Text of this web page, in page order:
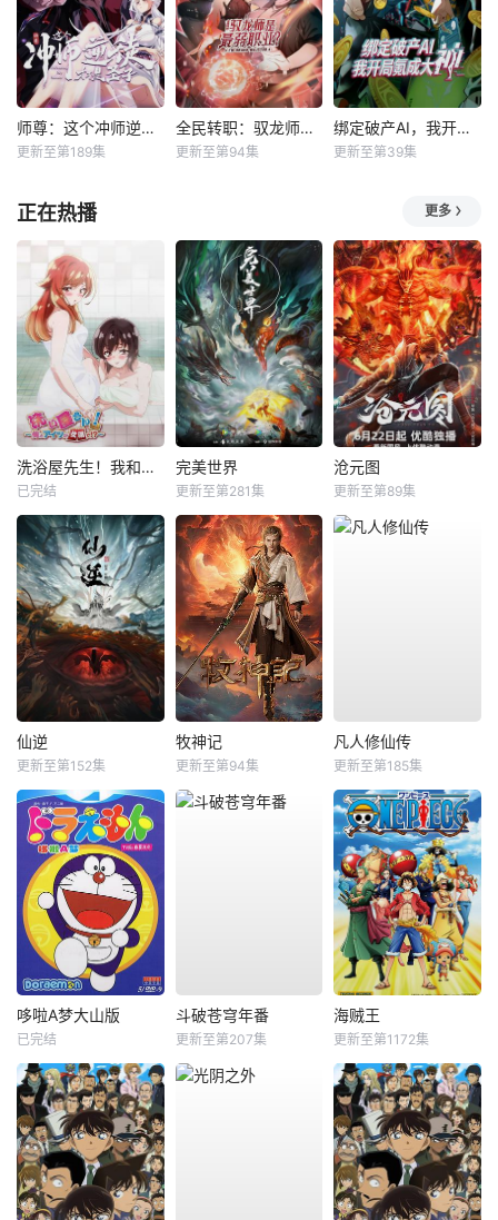
师尊：这个冲师逆徒才不是圣子动态漫
更新至第189集
全民转职：驭龙师是最弱职业？动态漫
更新至第94集
绑定破产AI，我开局氪成大神动态漫
更新至第39集
正在热播 更多
洗浴屋先生！我和那家伙在女浴池！？
已完结
完美世界
更新至第281集
沧元图
更新至第89集
仙逆
更新至第152集
牧神记
更新至第94集
凡人修仙传
更新至第185集
哆啦A梦大山版
已完结
斗破苍穹年番
更新至第207集
海贼王
更新至第1172集